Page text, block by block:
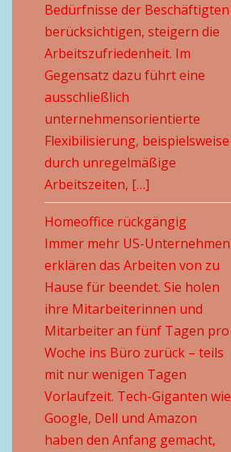
Bedürfnisse der Beschäftigten
berücksichtigen, steigern die
Arbeitszufriedenheit. Im
Gegensatz dazu führt eine
ausschließlich
unternehmensorientierte
Flexibilisierung, beispielsweise
durch unregelmäßige
Arbeitszeiten, […]
Homeoffice rückgängig
Immer mehr US-Unternehmen
erklären das Arbeiten von zu
Hause für beendet. Sie holen
ihre Mitarbeiterinnen und
Mitarbeiter an fünf Tagen pro
Woche ins Büro zurück – teils
mit nur wenigen Tagen
Vorlaufzeit. Tech-Giganten wie
Google, Dell und Amazon
haben den Anfang gemacht,